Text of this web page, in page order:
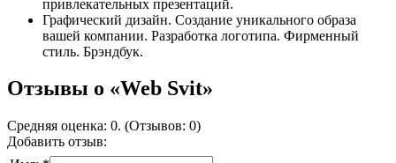
привлекательных презентаций.
Графический дизайн. Создание уникального образа
вашей компании. Разработка логотипа. Фирменный
стиль. Брэндбук.
Отзывы о «Web Svit»
Средняя оценка: 0. (Отзывов: 0)
Добавить отзыв: